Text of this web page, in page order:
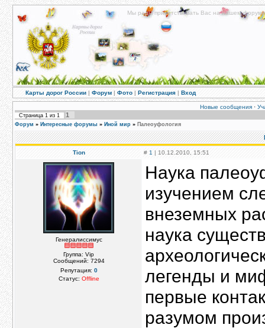
Мы рады приветствовать Вас на нашем
Карты дорог России | Форум | Фото | Регистрация | Вход
Новые сообщения·
Страница 1 из 1 1
Форум » Интересные форумы » Иной мир » Палеоуфология
Tion # 1 | 10.12.2010, 15:51
Генералиссимус
Группа: Vip
Сообщений: 7294
Репутация: 0
Статус: Offline
Наука
изучением
внеземных
наука
легенды и
первые
разумом